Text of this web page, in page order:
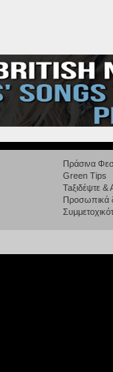
Πράσινα
Green Tips
Taξιδέψτε
Προσωπικά